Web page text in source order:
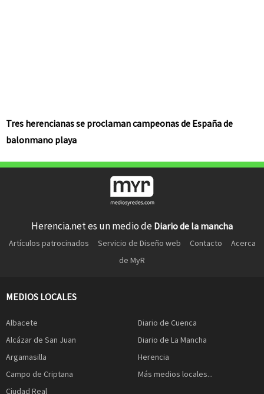
Tres herencianas se proclaman campeonas de España de
balonmano playa
Herencia.net es un medio de Diario de la mancha
Artículos patrocinados Servicio de Diseño web Contacto
Acerca
de MyR
MEDIOS LOCALES
Albacete
Alcázar de San Juan
Argamasilla
Campo de Criptana
Ciudad Real
Diario de Cuenca
Diario de La Mancha
Herencia
Más medios locales...